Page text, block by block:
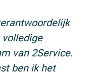
volledige
van 2Service.
ben ik het